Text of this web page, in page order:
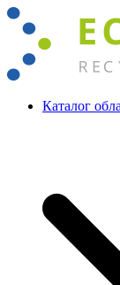
Перейти
вмісту
Каталог